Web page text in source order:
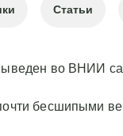
Статьи
во ВНИИ
бесшипыми